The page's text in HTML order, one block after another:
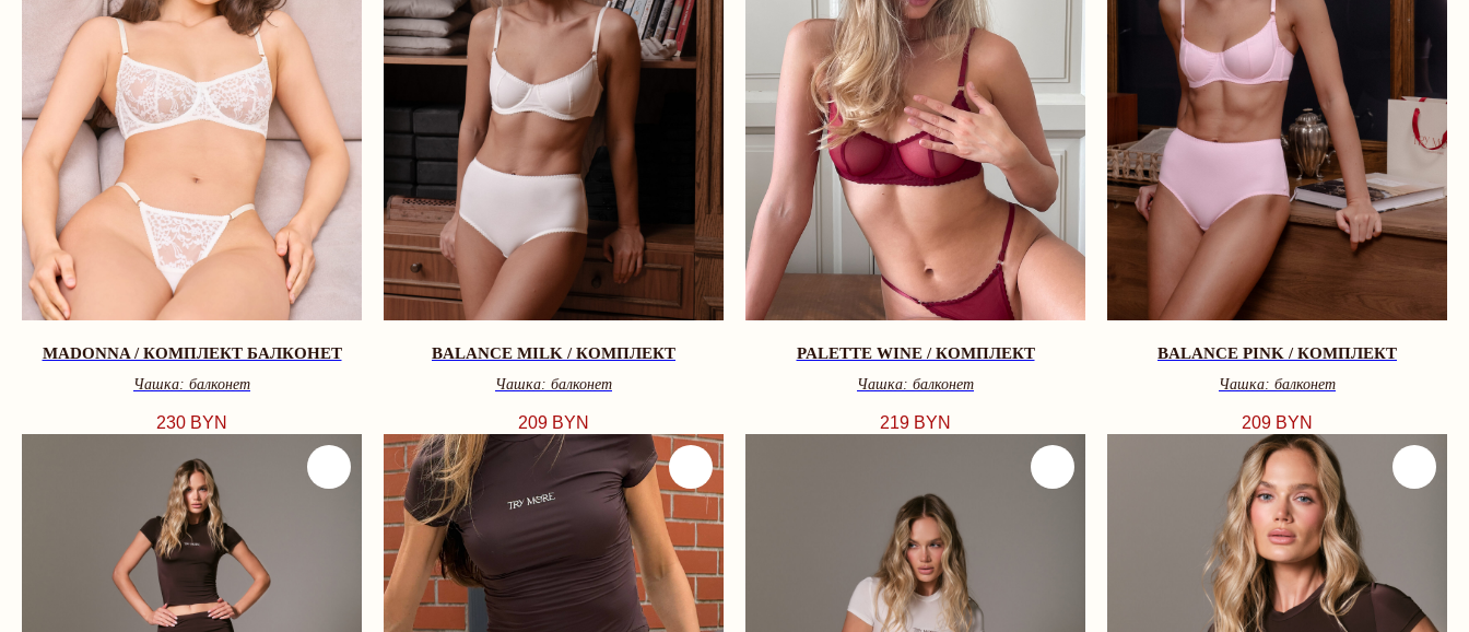
MADONNA / КОМПЛЕКТ БАЛКОНЕТ
Чашка: балконет
230 BYN
BALANCE MILK / КОМПЛЕКТ
Чашка: балконет
209 BYN
PALETTE WINE / КОМПЛЕКТ
Чашка: балконет
219 BYN
BALANCE PINK / КОМПЛЕКТ
Чашка: балконет
209 BYN